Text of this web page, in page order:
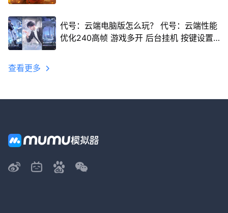
代号：云端电脑版怎么玩？ 代号：云端性能
优化240高帧 游戏多开 后台挂机 按键设置
查看更多